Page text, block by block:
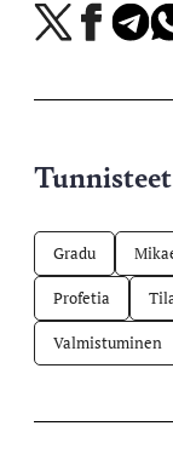
Jaa
X-
Jaa
Facebookissa
Jaa
Jaa
Tunnisteet
Gradu
Profetia
Valmistuminen